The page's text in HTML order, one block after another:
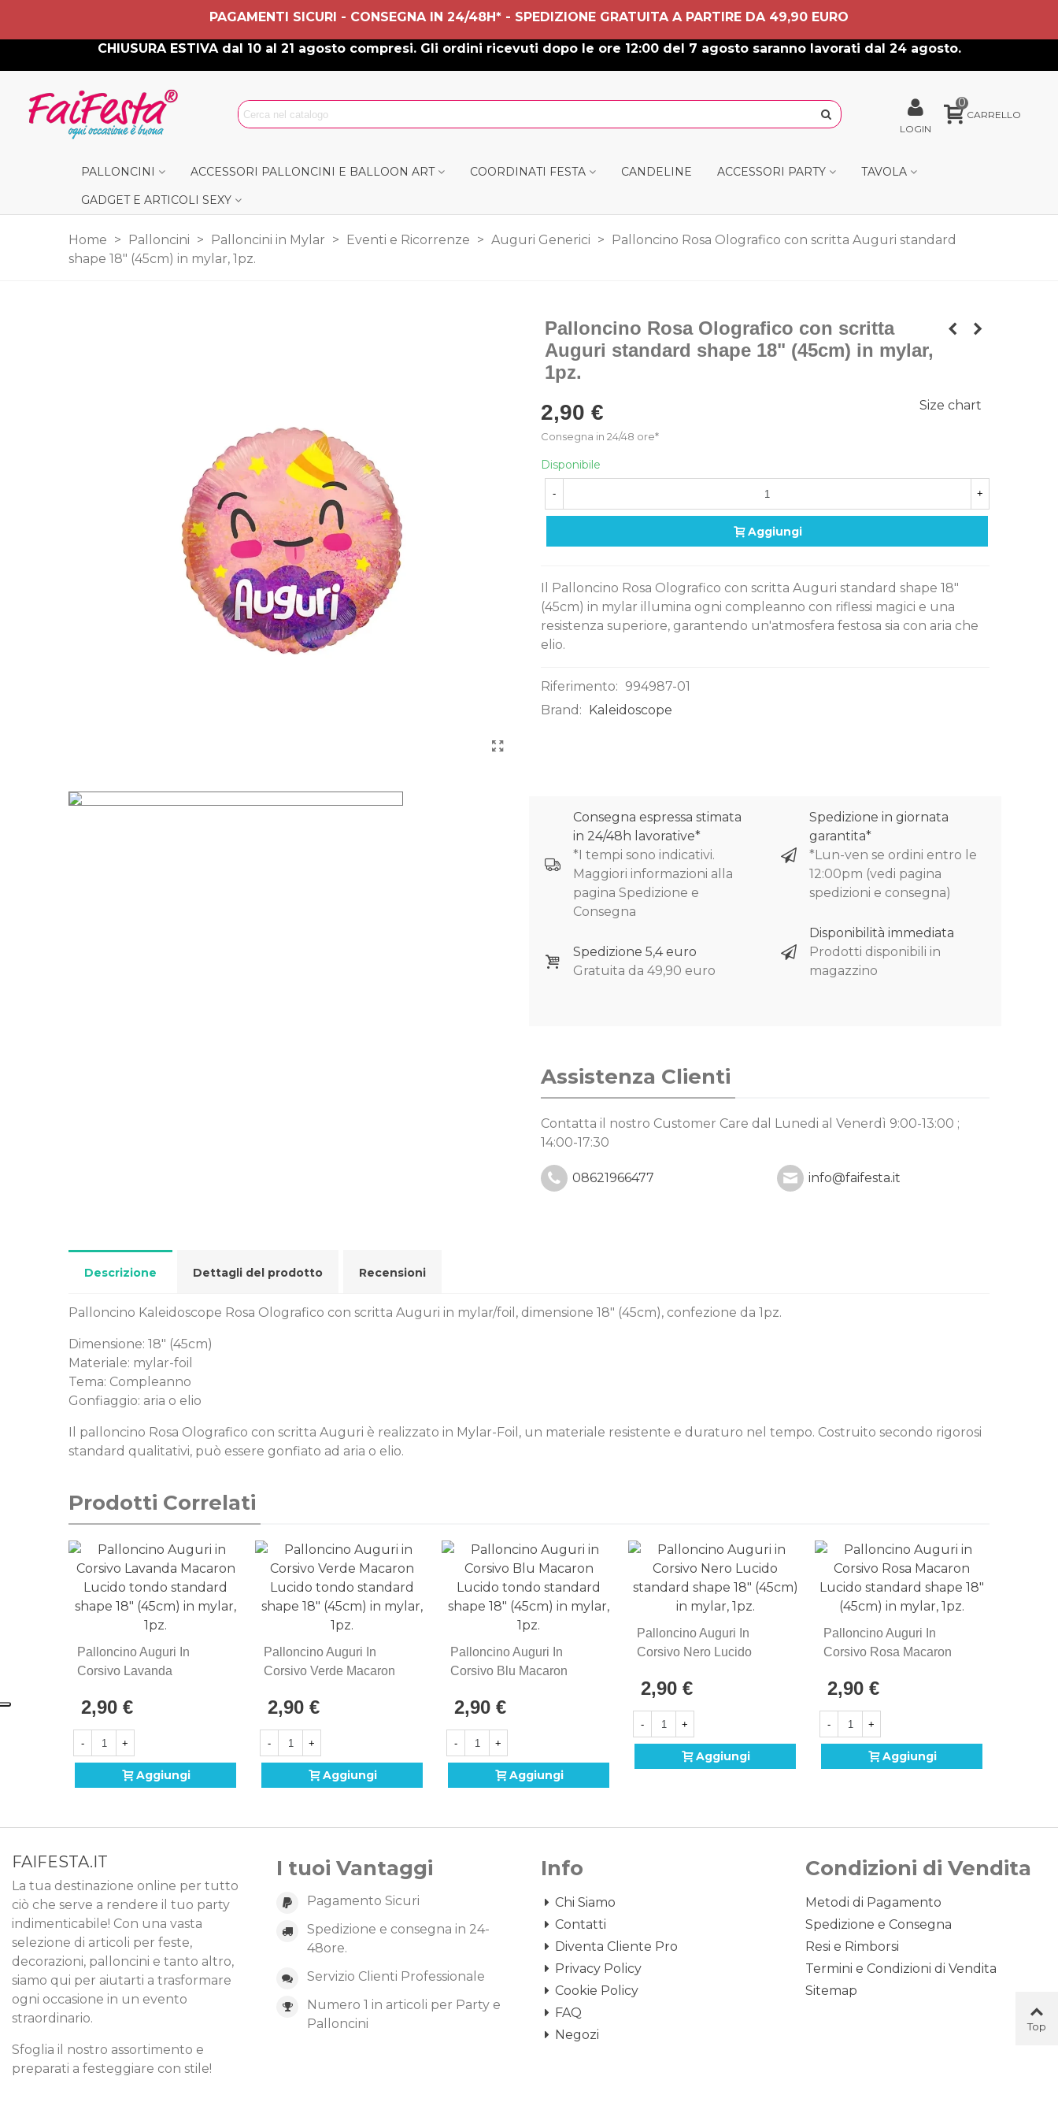
PAGAMENTI SICURI - CONSEGNA IN 24/48H* - SPEDIZIONE GRATUITA A PARTIRE DA 49,90 EURO
CHIUSURA ESTIVA dal 10 al 21 agosto compresi. Gli ordini ricevuti dopo le ore 12:00 del 7 agosto saranno lavorati dal 24 agosto.
LOGIN
0
CARRELLO
PALLONCINI ACCESSORI PALLONCINI E BALLOON ART COORDINATI FESTA CANDELINE ACCESSORI PARTY
TAVOLA
GADGET E ARTICOLI SEXY
Home > Palloncini > Palloncini in Mylar > Eventi e Ricorrenze > Auguri Generici > Palloncino Rosa Olografico con scritta Auguri standard
shape 18" (45cm) in mylar, 1pz.
Palloncino Rosa Olografico con scritta
Auguri standard shape 18" (45cm) in mylar,
1pz.
2,90 €
Consegna in 24/48 ore*
Size chart
Disponibile
- +
Aggiungi
Il Palloncino Rosa Olografico con scritta Auguri standard shape 18"
(45cm) in mylar illumina ogni compleanno con riflessi magici e una
resistenza superiore, garantendo un'atmosfera festosa sia con aria che
elio.
Riferimento: 994987-01
Brand:
Kaleidoscope
Consegna espressa stimata
in 24/48h lavorative*
*I tempi sono indicativi.
Maggiori informazioni alla
pagina Spedizione e
Consegna
Spedizione 5,4 euro
Gratuita da 49,90 euro
Spedizione in giornata
garantita*
*Lun-ven se ordini entro le
12:00pm (vedi pagina
spedizioni e consegna)
Disponibilità immediata
Prodotti disponibili in
magazzino
Assistenza Clienti
Contatta il nostro Customer Care dal Lunedi al Venerdì 9:00-13:00 ;
14:00-17:30
08621966477 info@faifesta.it
Descrizione Dettagli del prodotto Recensioni
Palloncino Kaleidoscope Rosa Olografico con scritta Auguri in mylar/foil, dimensione 18" (45cm), confezione da 1pz.
Dimensione: 18" (45cm)
Materiale: mylar-foil
Tema: Compleanno
Gonfiaggio: aria o elio
Il palloncino Rosa Olografico con scritta Auguri è realizzato in Mylar-Foil, un materiale resistente e duraturo nel tempo. Costruito secondo rigorosi
standard qualitativi, può essere gonfiato ad aria o elio.
Prodotti Correlati
Palloncino Auguri In
Corsivo Lavanda
Standard Shape 18"
(45cm) In Mylar, 1pz.
2,90 €
- +
Aggiungi
Palloncino Auguri In
Corsivo Verde Macaron
Shape 18" (45cm) In
Mylar, 1pz.
2,90 €
- +
Aggiungi
Palloncino Auguri In
Corsivo Blu Macaron
Shape 18" (45cm) In
Mylar, 1pz.
2,90 €
- +
Aggiungi
Palloncino Auguri In
Corsivo Nero Lucido
(45cm) In Mylar, 1pz.
2,90 €
- +
Aggiungi
Palloncino Auguri In
Corsivo Rosa Macaron
18" (45cm) In Mylar, 1pz.
2,90 €
- +
Aggiungi
FAIFESTA.IT
La tua destinazione online per tutto
ciò che serve a rendere il tuo party
indimenticabile! Con una vasta
selezione di articoli per feste,
decorazioni, palloncini e tanto altro,
siamo qui per aiutarti a trasformare
ogni occasione in un evento
straordinario.
Sfoglia il nostro assortimento e
preparati a festeggiare con stile!
I tuoi Vantaggi
Pagamento Sicuri
Spedizione e consegna in 24-
48ore.
Servizio Clienti Professionale
Numero 1 in articoli per Party e
Palloncini
Info
Chi Siamo
Contatti
Diventa Cliente Pro
Privacy Policy
Cookie Policy
FAQ
Negozi
Condizioni di Vendita
Metodi di Pagamento
Spedizione e Consegna
Resi e Rimborsi
Termini e Condizioni di Vendita
Sitemap
Top